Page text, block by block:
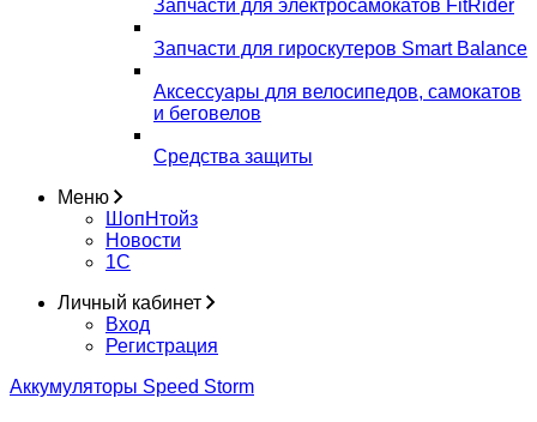
Запчасти для электросамокатов FitRider
Запчасти для гироскутеров Smart Balance
Аксессуары для велосипедов, самокатов
и беговелов
Средства защиты
Меню
ШопНтойз
Новости
1C
Личный кабинет
Вход
Регистрация
Аккумуляторы Speed Storm